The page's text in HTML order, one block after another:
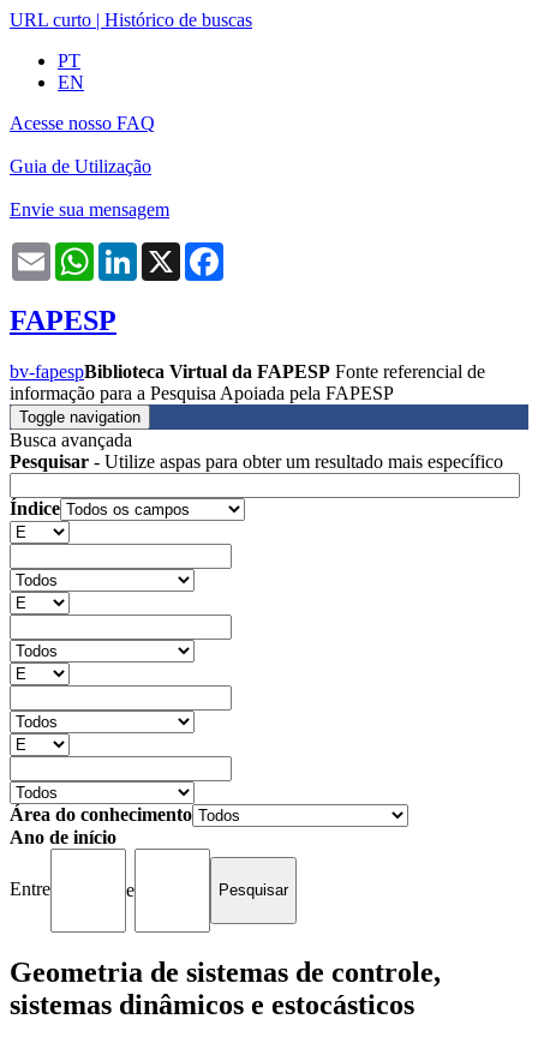
URL curto | Histórico de buscas
PT
EN
Acesse nosso FAQ
Guia de Utilização
Envie sua mensagem
Email WhatsAppLinkedIn
X
FAPESP
bv-fapespBiblioteca Virtual da FAPESP Fonte referencial de
informação para a Pesquisa Apoiada pela FAPESP
Toggle navigation
Busca avançada
Pesquisar - Utilize aspas para obter um resultado mais específico
Índice
Área do conhecimento
Ano de início
Entre e
Geometria de sistemas de controle,
sistemas dinâmicos e estocásticos